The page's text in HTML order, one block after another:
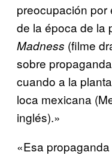
preocupación por
de la época de la
Madness (filme
sobre
cuando a la
loca mexicana
inglés).»
«Esa